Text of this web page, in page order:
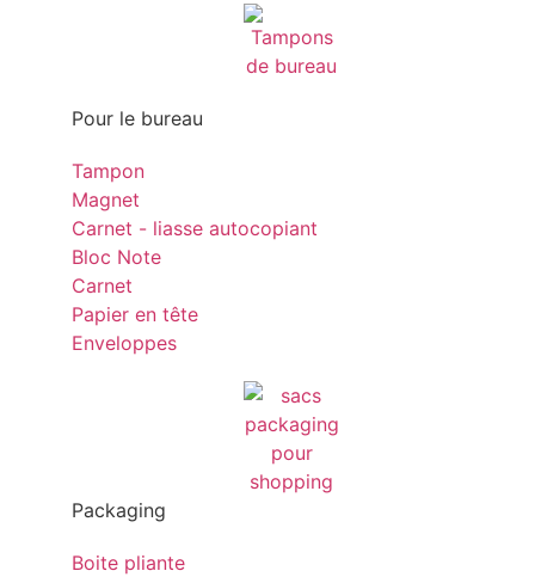
Pour le bureau
Tampon
Magnet
Carnet - liasse autocopiant
Bloc Note
Carnet
Papier en tête
Enveloppes
Packaging
Boite pliante